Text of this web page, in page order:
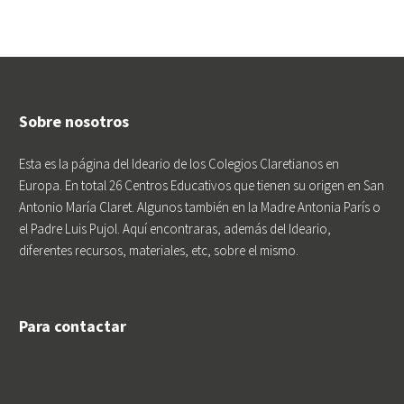
Sobre nosotros
Esta es la página del Ideario de los Colegios Claretianos en
Europa. En total 26 Centros Educativos que tienen su origen en San
Antonio María Claret. Algunos también en la Madre Antonia París o
el Padre Luis Pujol. Aquí encontraras, además del Ideario,
diferentes recursos, materiales, etc, sobre el mismo.
Para contactar